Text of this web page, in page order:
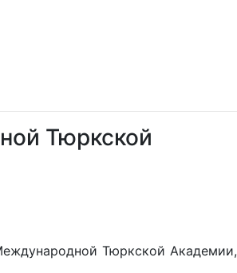
Тюркской
Тюркской Академии,